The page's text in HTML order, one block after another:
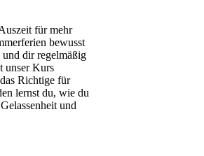
für mehr
bewusst
und dir regelmäßig
unser Kurs
Richtige für
lernst du, wie du
und